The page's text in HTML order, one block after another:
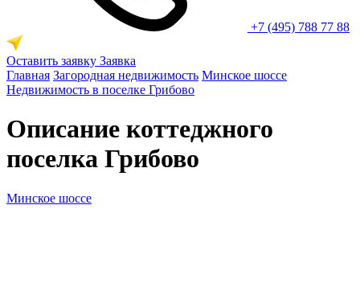
+7 (495) 788 77 88
Оставить заявку Заявка
Главная Загородная недвижимость Минское шоссе
Недвижимость в поселке Грибово
Описание коттеджного
поселка Грибово
Минское шоссе